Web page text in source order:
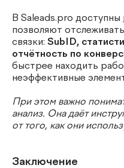
В Saleads.pro доступны
позволяют
связки: SubID,
отчётность по
быстрее находить
неэффективные
При этом важно
анализ. Она даёт
от того, как они
Заключение